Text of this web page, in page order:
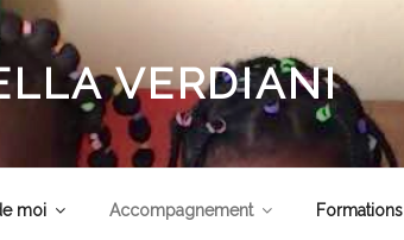
VERDIANI
moi Accompagnement Formations